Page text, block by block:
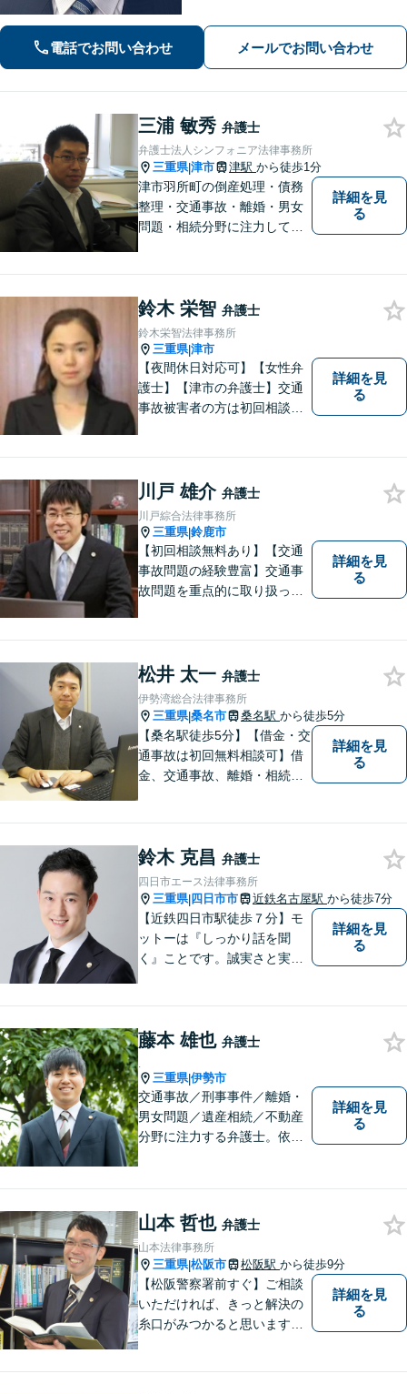
電話でお問い合わせ メールでお問い合わせ
三浦 敏秀 弁護士
弁護士法人シンフォニア法律事務所
三重県|津市 津駅 から徒歩1分
津市羽所町の倒産処理・債務
整理・交通事故・離婚・男女
問題・相続分野に注力してい
相談は初回無料】【夜間予約
可能】
詳細を見
る
鈴木 栄智 弁護士
鈴木栄智法律事務所
三重県|津市
【夜間休日対応可】【女性弁
護士】【津市の弁護士】交通
事故被害者の方は初回相談無
詳細を見
る
川戸 雄介 弁護士
川戸綜合法律事務所
三重県|鈴鹿市
【初回相談無料あり】【交通
事故問題の経験豊富】交通事
故問題を重点的に取り扱って
いても、あなたの身近な相談
役として、あなたの力になり
ます。
詳細を見
る
松井 太一 弁護士
伊勢湾総合法律事務所
三重県|桑名市 桑名駅 から徒歩5分
【桑名駅徒歩5分】【借金・交
通事故は初回無料相談可】借
金、交通事故、離婚・相続、
ます。地域密着型の法律事務
所です。お気軽にどうぞ【弁
護士費用特約保険・法テラス
利用可】
詳細を見
る
鈴木 克昌 弁護士
四日市エース法律事務所
三重県| 四日市市 近鉄名古屋駅 から徒歩7分
【近鉄四日市駅徒歩７分】モ
ットーは『しっかり話を聞
く』ことです。誠実さと実直
（使用者側）／交通事故／相
気軽にご相談ください。
詳細を見
る
藤本 雄也 弁護士
.
三重県|伊勢市
交通事故／刑事事件／離婚・
男女問題／遺産相続／不動産
分野に注力する弁護士。依頼
【離婚・男女問題の経験多
数】
詳細を見
る
山本 哲也 弁護士
山本法律事務所
三重県|松阪市 松阪駅 から徒歩9分
【松阪警察署前すぐ】ご相談
いただければ、きっと解決の
糸口がみつかると思います。
詳細を見
る